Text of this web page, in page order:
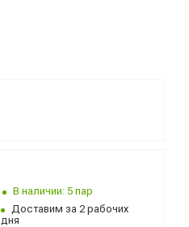
В наличии: 5 пар
Доставим за 2 рабочих
дня